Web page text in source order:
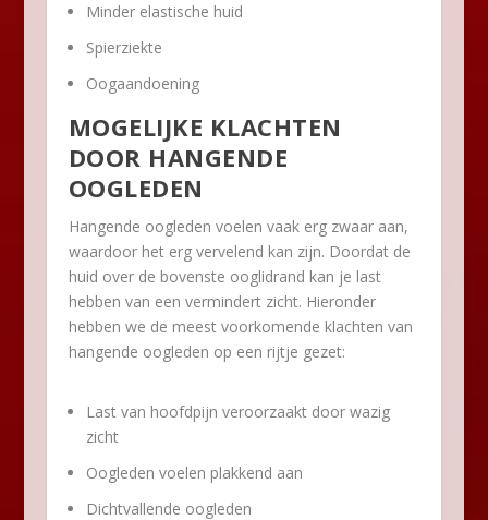
Minder elastische huid
Spierziekte
Oogaandoening
MOGELIJKE KLACHTEN
DOOR HANGENDE
OOGLEDEN
Hangende oogleden voelen vaak erg zwaar aan,
waardoor het erg vervelend kan zijn. Doordat de
huid over de bovenste ooglidrand kan je last
hebben van een vermindert zicht. Hieronder
hebben we de meest voorkomende klachten van
hangende oogleden op een rijtje gezet:
Last van hoofdpijn veroorzaakt door wazig
zicht
Oogleden voelen plakkend aan
Dichtvallende oogleden